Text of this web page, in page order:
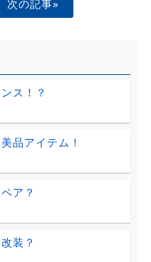
次の記事»
ス！？
品アイテム！
ア？
装？